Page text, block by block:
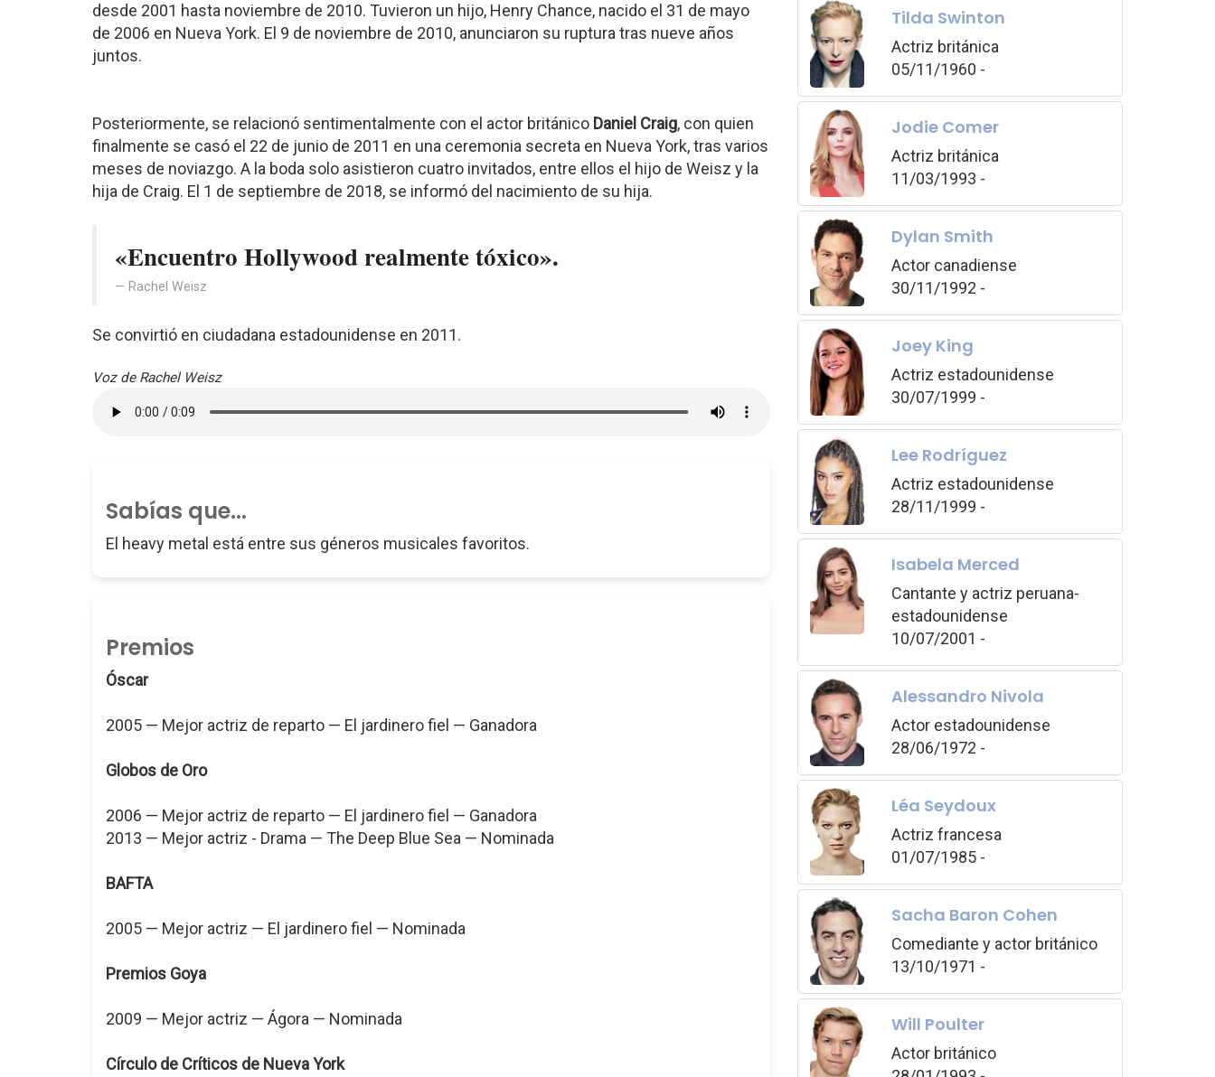
desde 2001 hasta noviembre de 2010. Tuvieron un hijo, Henry Chance, nacido el 31 de mayo
de 2006 en Nueva York. El 9 de noviembre de 2010, anunciaron su ruptura tras nueve años
juntos.
Posteriormente, se relacionó sentimentalmente con el actor británico Daniel Craig, con quien
finalmente se casó el 22 de junio de 2011 en una ceremonia secreta en Nueva York, tras varios
meses de noviazgo. A la boda solo asistieron cuatro invitados, entre ellos el hijo de Weisz y la
hija de Craig. El 1 de septiembre de 2018, se informó del nacimiento de su hija.
«Encuentro Hollywood realmente tóxico».
Rachel Weisz
Se convirtió en ciudadana estadounidense en 2011.
Voz de Rachel Weisz
Sabías que...
El heavy metal está entre sus géneros musicales favoritos.
Premios
Óscar
2005 — Mejor actriz de reparto — El jardinero fiel — Ganadora
Globos de Oro
2006 — Mejor actriz de reparto — El jardinero fiel — Ganadora
2013 — Mejor actriz - Drama — The Deep Blue Sea — Nominada
BAFTA
2005 — Mejor actriz — El jardinero fiel — Nominada
Premios Goya
2009 — Mejor actriz — Ágora — Nominada
Círculo de Críticos de Nueva York
Tilda Swinton
Actriz británica
05/11/1960 -
Jodie Comer
Actriz británica
11/03/1993 -
Dylan Smith
Actor canadiense
30/11/1992 -
Joey King
Actriz estadounidense
30/07/1999 -
Lee Rodríguez
Actriz estadounidense
28/11/1999 -
Isabela Merced
Cantante y actriz peruana-
estadounidense
10/07/2001 -
Alessandro Nivola
Actor estadounidense
28/06/1972 -
Léa Seydoux
Actriz francesa
01/07/1985 -
Sacha Baron Cohen
Comediante y actor británico
13/10/1971 -
Will Poulter
Actor británico